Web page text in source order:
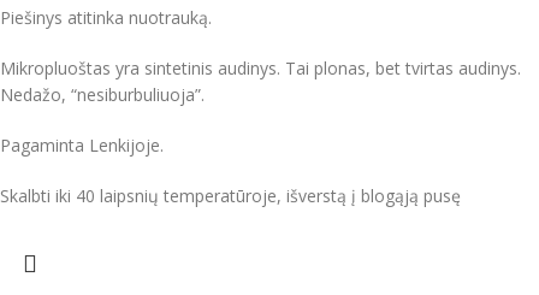
Piešinys atitinka nuotrauką.
Mikropluoštas yra sintetinis audinys. Tai plonas, bet tvirtas audinys.
Nedažo, “nesiburbuliuoja”.
Pagaminta Lenkijoje.
Skalbti iki 40 laipsnių temperatūroje, išverstą į blogąją pusę